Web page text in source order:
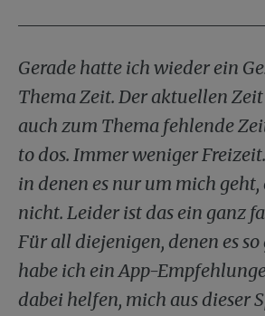
Gerade hatte ich wieder ein
Thema Zeit. Der aktuellen Zeit
auch zum Thema fehlende
to dos. Immer weniger
in denen es nur um mich
nicht. Leider ist das ein ganz
Für all diejenigen, denen es
habe ich ein App-
dabei helfen, mich aus dieser